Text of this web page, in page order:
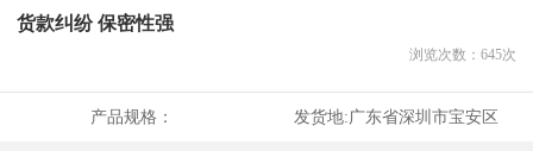
货款纠纷 保密性强
浏览次数： 645次
产品规格： 发货地:广东省深圳市宝安区